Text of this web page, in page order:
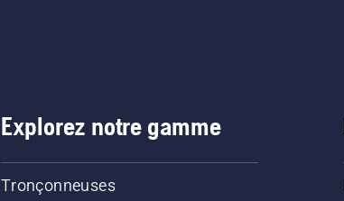
Explorez notre gamme
Tronçonneuses